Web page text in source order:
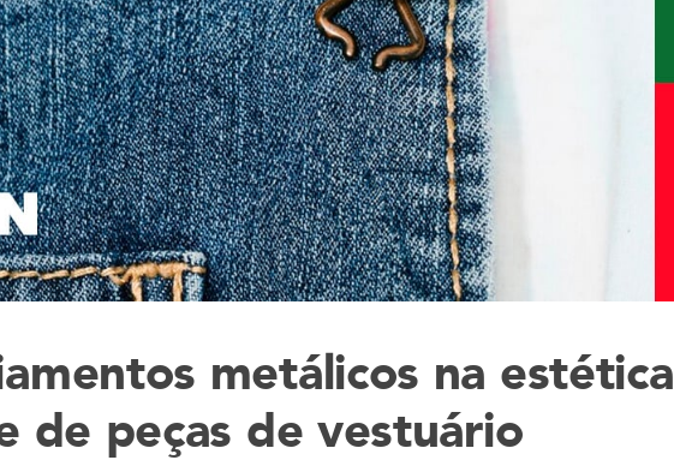
metálicos na estética
de peças de vestuário